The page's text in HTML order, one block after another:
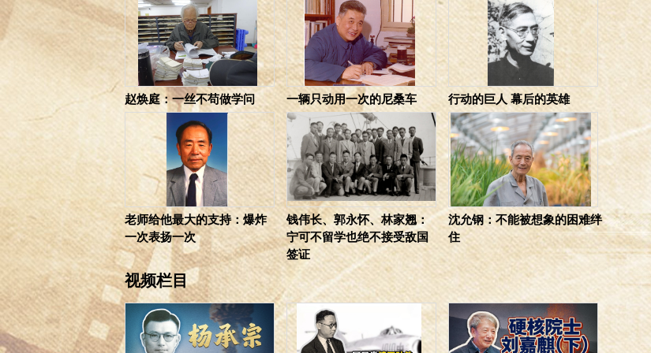
赵焕庭：一丝不苟做学问 一辆只动用一次的尼桑车 行动的巨人 幕后的英雄
老师给他最大的支持：爆炸
一次表扬一次
钱伟长、郭永怀、林家翘：
宁可不留学也绝不接受敌国
签证
沈允钢：不能被想象的困难绊
住
视频栏目